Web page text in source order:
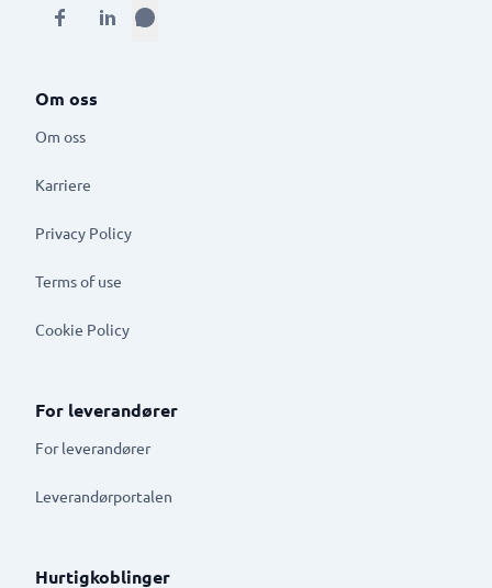
Om oss
Om oss
Karriere
Privacy Policy
Terms of use
Cookie Policy
For leverandører
For leverandører
Leverandørportalen
Hurtigkoblinger